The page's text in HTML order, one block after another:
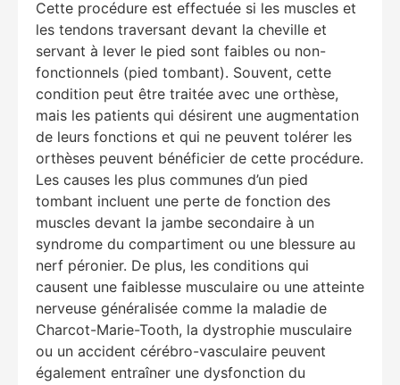
Cette procédure est effectuée si les muscles et
les tendons traversant devant la cheville et
servant à lever le pied sont faibles ou non-
fonctionnels (pied tombant). Souvent, cette
condition peut être traitée avec une orthèse,
mais les patients qui désirent une augmentation
de leurs fonctions et qui ne peuvent tolérer les
orthèses peuvent bénéficier de cette procédure.
Les causes les plus communes d’un pied
tombant incluent une perte de fonction des
muscles devant la jambe secondaire à un
syndrome du compartiment ou une blessure au
nerf péronier. De plus, les conditions qui
causent une faiblesse musculaire ou une atteinte
nerveuse généralisée comme la maladie de
Charcot-Marie-Tooth, la dystrophie musculaire
ou un accident cérébro-vasculaire peuvent
également entraîner une dysfonction du